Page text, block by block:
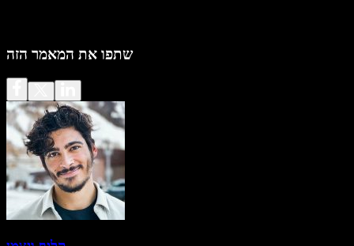
שתפו את המאמר הזה